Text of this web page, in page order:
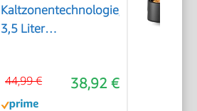
Kaltzonentechnologie,
3,5 Liter
Temperaturregler Bis
190 °C, Teilweise
38,92 €
44,99 €